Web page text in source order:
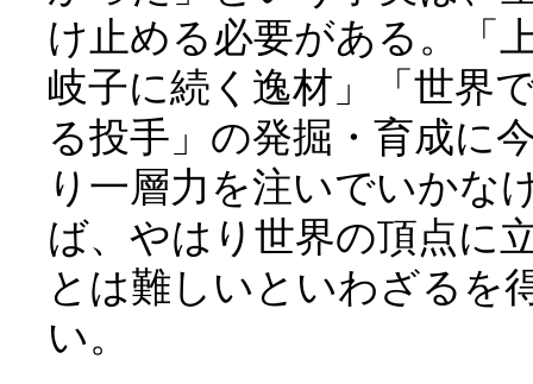
け止める必要がある。「
岐子に続く逸材」「世界
る投手」の発掘・育成に
り一層力を注いでいかな
ば、やはり世界の頂点に
とは難しいといわざるを
い。